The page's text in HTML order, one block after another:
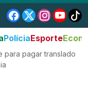
PolíciaEsporte
para pagar translado